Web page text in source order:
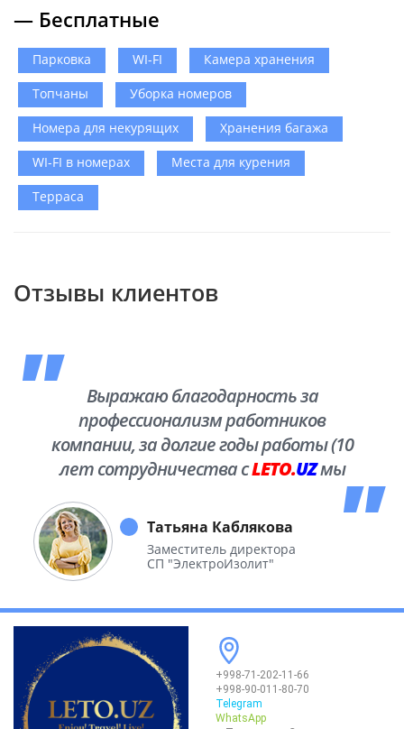
— Бесплатные
Парковка WI-FI
Камера хранения
Топчаны
Уборка номеров
Номера для некурящих
Хранения багажа
WI-FI в номерах
Места для курения
Терраса
Отзывы клиентов
Выражаю благодарность за
профессионализм работников
компании, за долгие годы работы (10
лет сотрудничества сLETO.UZмы
необъятной Родины.
Татьяна Каблякова
Заместитель директора
СП "ЭлектроИзолит"
+998-71-202-11-66
+998-90-011-80-70
Telegram
WhatsApp